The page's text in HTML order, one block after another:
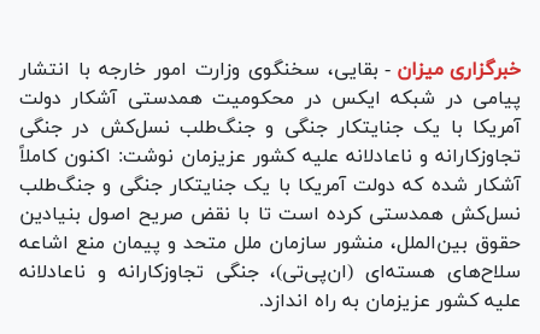
خبرگزاری میزان - بقایی، سخنگوی وزارت امور خارجه با انتشار
پیامی در شبکه ایکس در محکومیت همدستی آشکار دولت
آمریکا با یک جنایتکار جنگی و جنگ‌طلب نسل‌کش در جنگی
تجاوزکارانه و ناعادلانه علیه کشور عزیزمان نوشت: اکنون کاملاً
آشکار شده که دولت آمریکا با یک جنایتکار جنگی و جنگ‌طلب
نسل‌کش همدستی کرده است تا با نقض صریح اصول بنیادین
حقوق بین‌الملل، منشور سازمان ملل متحد و پیمان منع اشاعه
سلاح‌های هسته‌ای (ان‌پی‌تی)، جنگی تجاوزکارانه و ناعادلانه
علیه کشور عزیزمان به راه اندازد.